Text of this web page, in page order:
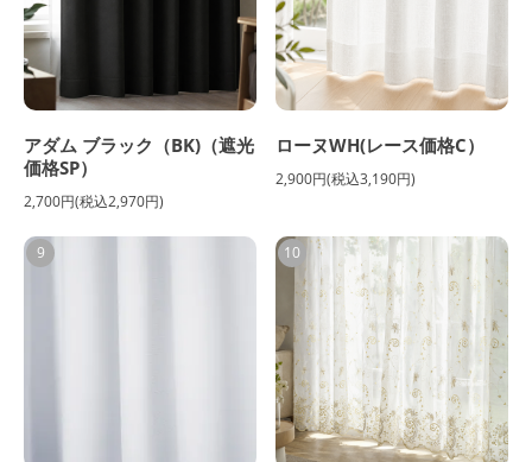
アダム ブラック（BK)（遮光
価格SP）
2,700円(税込2,970円)
ローヌWH(レース価格C）
2,900円(税込3,190円)
9 10